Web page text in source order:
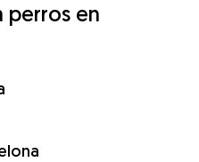
perros en